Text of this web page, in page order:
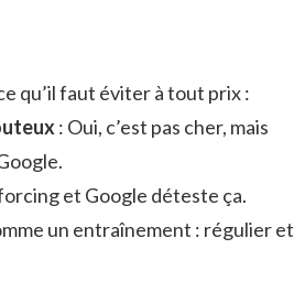
qu’il faut éviter à tout prix :
: Oui, c’est pas cher, mais
et Google déteste ça.
un entraînement : régulier et